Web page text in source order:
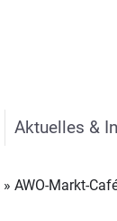
Aktuelles &
» AWO-Markt-